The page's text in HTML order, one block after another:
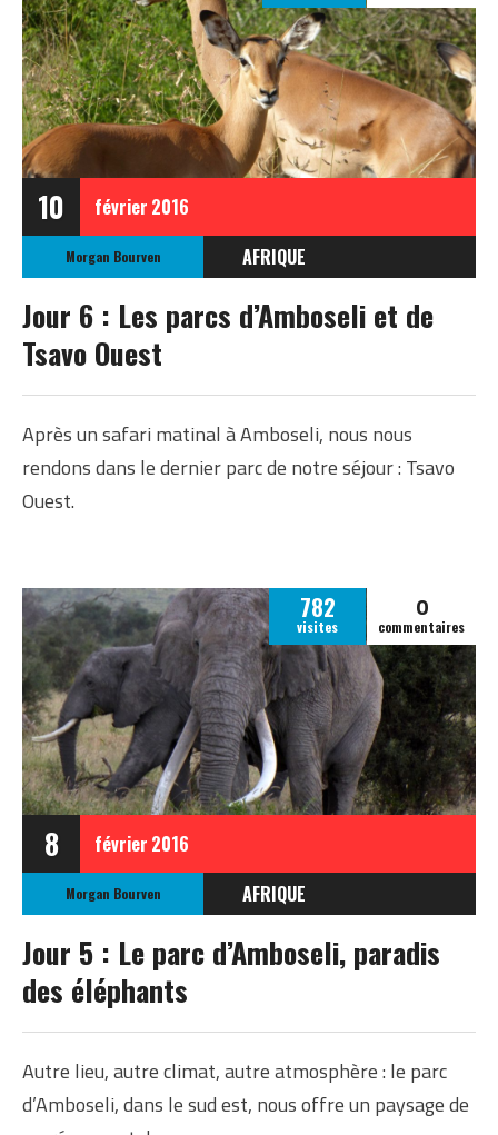
10 février 2016
Morgan Bourven
AFRIQUE
KENYA
Jour 6 : Les parcs d’Amboseli et de
Tsavo Ouest
Après un safari matinal à Amboseli, nous nous
rendons dans le dernier parc de notre séjour : Tsavo
Ouest.
8 février 2016
782
visites
0
commentaires
Morgan Bourven
AFRIQUE
KENYA
Jour 5 : Le parc d’Amboseli, paradis
des éléphants
Autre lieu, autre climat, autre atmosphère : le parc
d’Amboseli, dans le sud est, nous offre un paysage de